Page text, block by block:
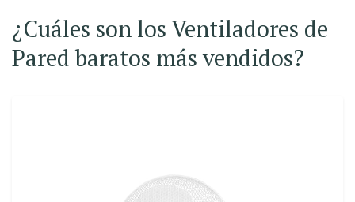
¿Cuáles son los Ventiladores de
Pared baratos más vendidos?